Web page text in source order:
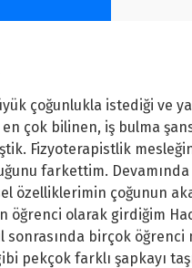
çoğunlukla istediği ve
çok bilinen, iş bulma
Fizyoterapistlik
farkettim.
özelliklerimin çoğunun
öğrenci olarak girdiğim
sonrasında birçok
pekçok farklı şapkayı